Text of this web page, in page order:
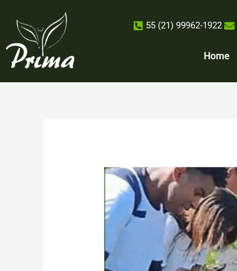
para
conteúdo
55 (21) 99962-1922
Home